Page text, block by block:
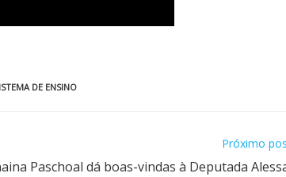
DE ENSINO
Próximo
Paschoal dá boas-vindas à Deputada